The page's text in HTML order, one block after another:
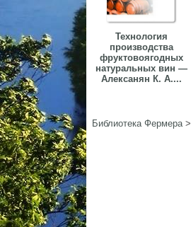
Технология
производства
фруктовоягодных
натуральных вин —
Алексанян К. А....
Библиотека Фермера>